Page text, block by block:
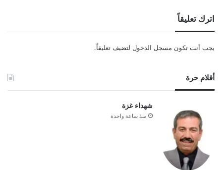
اترك تعليقاً
يجب أنت تكون مسجل الدخول لتضيف تعليقاً.
أقلام حرة
شهداء غزة
منذ ساعة واحدة